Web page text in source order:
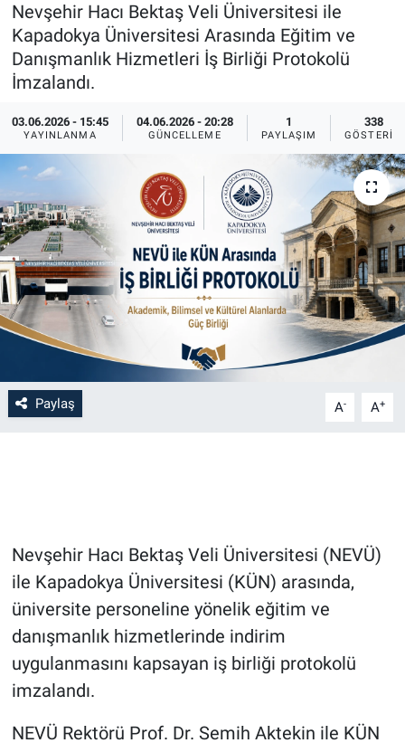
Nevşehir Hacı Bektaş Veli Üniversitesi ile
Kapadokya Üniversitesi Arasında Eğitim ve
Danışmanlık Hizmetleri İş Birliği Protokolü
İmzalandı.
03.06.2026 - 15:45
YAYINLANMA
04.06.2026 - 20:28
GÜNCELLEME
1
PAYLAŞIM
338
GÖSTERIM
Paylaş A- A+
Nevşehir Hacı Bektaş Veli Üniversitesi (NEVÜ)
ile Kapadokya Üniversitesi (KÜN) arasında,
üniversite personeline yönelik eğitim ve
danışmanlık hizmetlerinde indirim
uygulanmasını kapsayan iş birliği protokolü
imzalandı.
NEVÜ Rektörü Prof. Dr. Semih Aktekin ile KÜN
Sağlık
Yerel
Genel
Asayiş
İlan - Duyuru- Mesaj
Türkiye Gündemi
Sizden Gelenler
Yaşam
Sağlık
Eğitim
Kültür
3.Sayfa
Medya
Kayseri
Niğde
Aksaray
Kırşehir
İlan - Duyuru- Mesaj
Türkiye Gündemi
Sizden Gelenler